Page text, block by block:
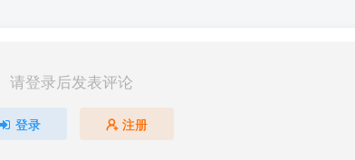
请登录后发表评论
登录 注册